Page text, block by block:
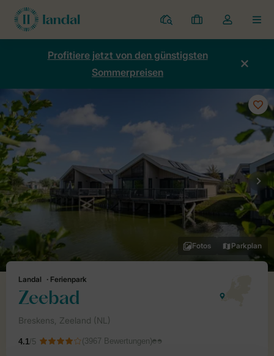
Ferienparks
Meine
Buchungen
Dropdown-
Menü
Kontos
Profitiere jetzt von den günstigsten
Sommerpreisen